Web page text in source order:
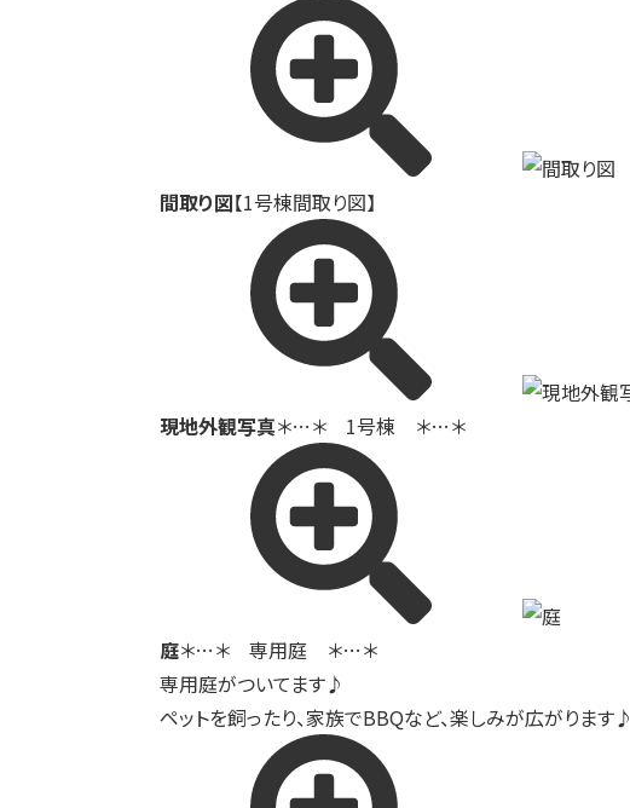
間取り図【1号棟間取り図】
現地外観写真＊…＊ 1号棟 ＊…＊
庭＊…＊ 専用庭 ＊…＊
専用庭がついてます♪
ペットを飼ったり、家族でBBQなど、楽しみが広がります♪